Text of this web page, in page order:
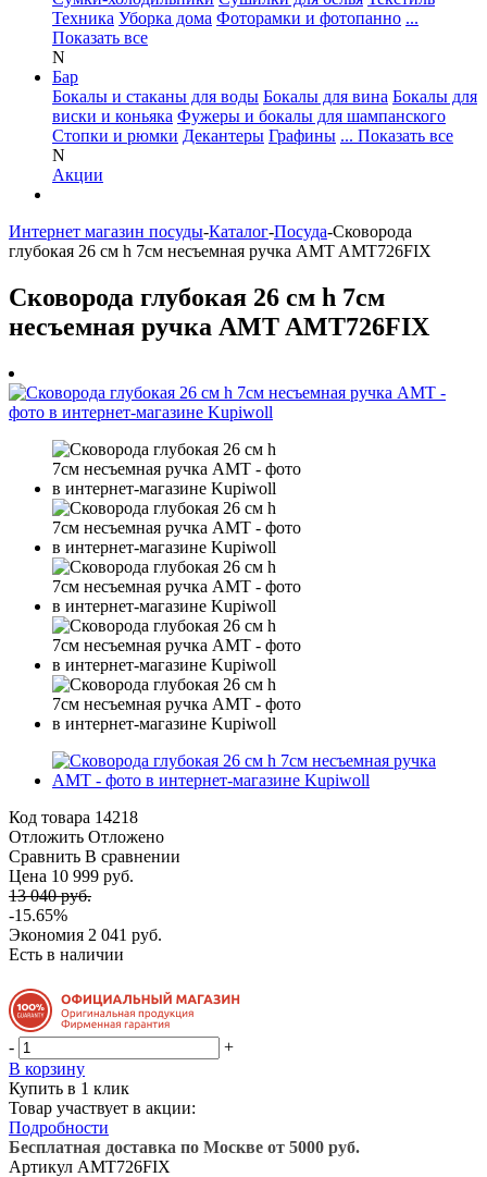
Техника Уборка дома Фоторамки и фотопанно ...
Показать все
N
Бар
Бокалы и стаканы для воды Бокалы для вина Бокалы для
виски и коньяка Фужеры и бокалы для шампанского
Стопки и рюмки Декантеры Графины ... Показать все
N
Акции
Интернет магазин посуды-Каталог-Посуда-Сковорода
глубокая 26 см h 7см несъемная ручка AMT AMT726FIX
Сковорода глубокая 26 см h 7см
несъемная ручка AMT AMT726FIX
Код товара 14218
Отложить Отложено
Сравнить В сравнении
Цена 10 999 руб.
13 040 руб.
-15.65%
Экономия 2 041 руб.
Есть в наличии
-
+
В корзину
Купить в 1 клик
Товар участвует в акции:
Подробности
Бесплатная доставка по Москве от 5000 руб.
Артикул AMT726FIX